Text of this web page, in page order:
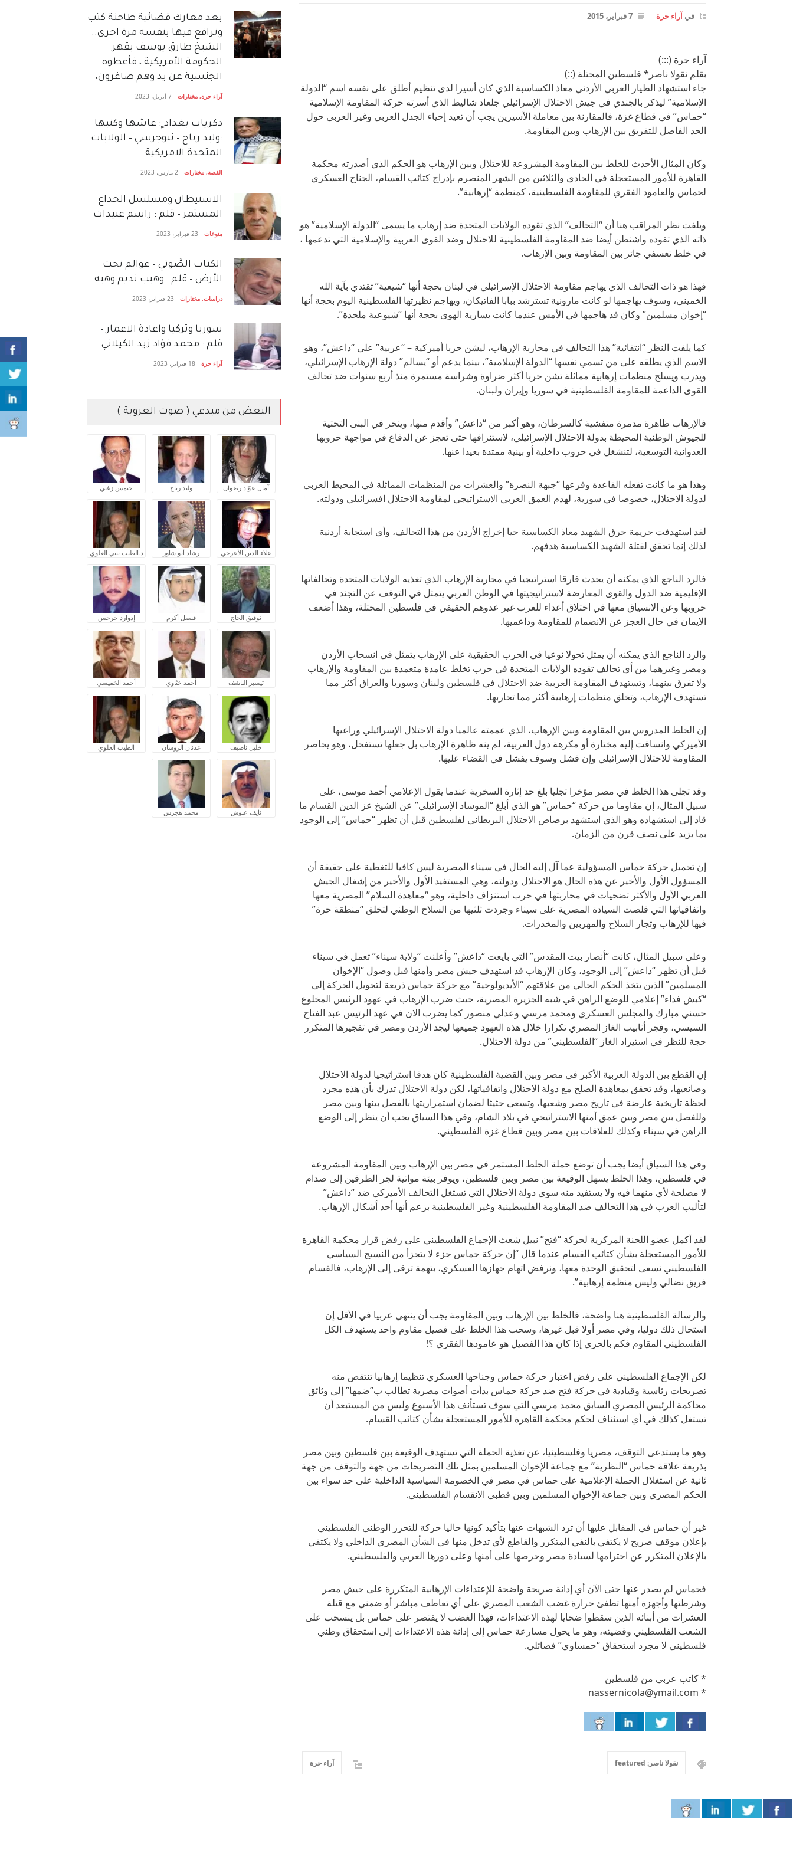
فيآراء حرة 7 فبراير، 2015
آراء حرة (:::)
بقلم نقولا ناصر* فلسطين المحتلة (::)
جاء استشهاد الطيار العربي الأردني معاذ الكساسبة الذي كان أسيرا لدى تنظيم أطلق على نفسه اسم “الدولة
الإسلامية” ليذكر بالجندي في جيش الاحتلال الإسرائيلي جلعاد شاليط الذي أسرته حركة المقاومة الإسلامية
“حماس” في قطاع غزة، فالمقارنة بين معاملة الأسيرين يجب أن تعيد إحياء الجدل العربي وغير العربي حول
الحد الفاصل للتفريق بين الإرهاب وبين المقاومة.
وكان المثال الأحدث للخلط بين المقاومة المشروعة للاحتلال وبين الإرهاب هو الحكم الذي أصدرته محكمة
القاهرة للأمور المستعجلة في الحادي والثلاثين من الشهر المنصرم بإدراج كتائب القسام، الجناح العسكري
لحماس والعامود الفقري للمقاومة الفلسطينية، كمنظمة “إرهابية”.
ويلفت نظر المراقب هنا أن “التحالف” الذي تقوده الولايات المتحدة ضد إرهاب ما يسمى “الدولة الإسلامية” هو
ذاته الذي تقوده واشنطن أيضا ضد المقاومة الفلسطينية للاحتلال وضد القوى العربية والإسلامية التي تدعمها ،
في خلط تعسفي جائر بين المقاومة وبين الإرهاب.
فهذا هو ذات التحالف الذي يهاجم مقاومة الاحتلال الإسرائيلي في لبنان بحجة أنها “شيعية” تقتدي بآية الله
الخميني، وسوف يهاجمها لو كانت مارونية تسترشد ببابا الفاتيكان، ويهاجم نظيرتها الفلسطينية اليوم بحجة أنها
“إخوان مسلمين” وكان قد هاجمها في الأمس عندما كانت يسارية الهوى بحجة أنها “شيوعية ملحدة”.
كما يلفت النظر “انتقائية” هذا التحالف في محاربة الإرهاب، ليشن حربا أميركية – “عربية” على “داعش”، وهو
الاسم الذي يطلقه على من تسمي نفسها “الدولة الإسلامية”، بينما يدعم أو “يسالم” دولة الإرهاب الإسرائيلي،
ويدرب ويسلح منظمات إرهابية مماثلة تشن حربا أكثر ضراوة وشراسة مستمرة منذ أربع سنوات ضد تحالف
القوى الداعمة للمقاومة الفلسطينية في سوريا وإيران ولبنان.
فالإرهاب ظاهرة مدمرة متفشية كالسرطان، وهو أكبر من “داعش” وأقدم منها، وينخر في البنى التحتية
للجيوش الوطنية المحيطة بدولة الاحتلال الإسرائيلي، لاستنزافها حتى تعجز عن الدفاع في مواجهة حروبها
العدوانية التوسعية، لتنشغل في حروب داخلية أو بينية ممتدة بعيدا عنها.
وهذا هو ما كانت تفعله القاعدة وفرعها “جبهة النصرة” والعشرات من المنظمات المماثلة في المحيط العربي
لدولة الاحتلال، خصوصا في سورية، لهدم العمق العربي الاستراتيجي لمقاومة الاحتلال افسرائيلي ودولته.
لقد استهدفت جريمة حرق الشهيد معاذ الكساسبة حيا إخراج الأردن من هذا التحالف، وأي استجابة أردنية
لذلك إنما تحقق لقتلة الشهيد الكساسبة هدفهم.
فالرد الناجع الذي يمكنه أن يحدث فارقا استراتيجيا في محاربة الإرهاب الذي تغذيه الولايات المتحدة وتحالفاتها
الإقليمية ضد الدول والقوى المعارضة لاستراتيجيتها في الوطن العربي يتمثل في التوقف عن التجند في
حروبها وعن الانسياق معها في اختلاق أعداء للعرب غير عدوهم الحقيقي في فلسطين المحتلة، وهذا أضعف
الايمان في حال العجز عن الانضمام للمقاومة وداعميها.
والرد الناجع الذي يمكنه أن يمثل تحولا نوعيا في الحرب الحقيقية على الإرهاب يتمثل في انسحاب الأردن
ومصر وغيرهما من أي تحالف تقوده الولايات المتحدة في حرب تخلط عامدة متعمدة بين المقاومة والإرهاب
ولا تفرق بينهما، وتستهدف المقاومة العربية ضد الاحتلال في فلسطين ولبنان وسوريا والعراق أكثر مما
تستهدف الإرهاب، وتخلق منظمات إرهابية أكثر مما تحاربها.
إن الخلط المدروس بين المقاومة وبين الإرهاب، الذي عممته عالميا دولة الاحتلال الإسرائيلي وراعيها
الأميركي وانساقت إليه مختارة أو مكرهة دول العربية، لم ينه ظاهرة الإرهاب بل جعلها تستفحل، وهو يحاصر
المقاومة للاحتلال الإسرائيلي وإن فشل وسوف يفشل في القضاء عليها.
وقد تجلى هذا الخلط في مصر مؤخرا تجليا بلغ حد إثارة السخرية عندما يقول الإعلامي أحمد موسى، على
سبيل المثال، إن مقاوما من حركة “حماس” هو الذي أبلغ “الموساد الإسرائيلي” عن الشيخ عز الدين القسام ما
قاد إلى استشهاده وهو الذي استشهد برصاص الاحتلال البريطاني لفلسطين قبل أن تظهر “حماس” إلى الوجود
بما يزيد على نصف قرن من الزمان.
إن تحميل حركة حماس المسؤولية عما آل إليه الحال في سيناء المصرية ليس كافيا للتغطية على حقيقة أن
المسؤول الأول والأخير عن هذه الحال هو الاحتلال ودولته، وهي المستفيد الأول والأخير من إشغال الجيش
العربي الأول والأكثر تضحيات في محاربتها في حرب استنزاف داخلية، وهو “معاهدة السلام” المصرية معها
واتفاقياتها التي قلصت السيادة المصرية على سيناء وجردت ثلثيها من السلاح الوطني لتخلق “منطقة حرة”
فيها للإرهاب وتجار السلاح والمهربين والمخدرات.
وعلى سبيل المثال، كانت “أنصار بيت المقدس” التي بايعت “داعش” وأعلنت “ولاية سيناء” تعمل في سيناء
قبل أن تظهر “داعش” إلى الوجود، وكان الإرهاب قد استهدف جيش مصر وأمنها قبل وصول “الإخوان
المسلمين” الذين يتخذ الحكم الحالي من علاقتهم “الأيديولوجية” مع حركة حماس ذريعة لتحويل الحركة إلى
“كبش فداء” إعلامي للوضع الراهن في شبه الجزيرة المصرية، حيث ضرب الإرهاب في عهود الرئيس المخلوع
حسني مبارك والمجلس العسكري ومحمد مرسي وعدلي منصور كما يضرب الان في عهد الرئيس عبد الفتاح
السيسي، وفجر أنابيب الغاز المصري تكرارا خلال هذه العهود جميعها ليجد الأردن ومصر في تفجيرها المتكرر
حجة للنظر في استيراد الغاز “الفلسطيني” من دولة الاحتلال.
إن القطع بين الدولة العربية الأكبر في مصر وبين القضية الفلسطينية كان هدفا استراتيجيا لدولة الاحتلال
وصانعيها، وقد تحقق بمعاهدة الصلح مع دولة الاحتلال واتفاقياتها، لكن دولة الاحتلال تدرك بأن هذه مجرد
لحظة تاريخية عارضة في تاريخ مصر وشعبها، وتسعى حثيثا لضمان استمراريتها بالفصل بينها وبين مصر
وللفصل بين مصر وبين عمق أمنها الاستراتيجي في بلاد الشام، وفي هذا السياق يجب أن ينظر إلى الوضع
الراهن في سيناء وكذلك للعلاقات بين مصر وبين قطاع غزة الفلسطيني.
وفي هذا السياق أيضا يجب أن توضع حملة الخلط المستمر في مصر بين الإرهاب وبين المقاومة المشروعة
في فلسطين، وهذا الخلط يسهل الوقيعة بين مصر وبين فلسطين، ويوفر بيئة مواتية لجر الطرفين إلى صدام
لا مصلحة لأي منهما فيه ولا يستفيد منه سوى دولة الاحتلال التي تستغل التحالف الأميركي ضد “داعش”
لتأليب العرب في هذا التحالف ضد المقاومة الفلسطينية وغير الفلسطينية بزعم أنها أحد أشكال الإرهاب.
لقد أكمل عضو اللجنة المركزية لحركة “فتح” نبيل شعث الإجماع الفلسطيني على رفض قرار محكمة القاهرة
للأمور المستعجلة بشأن كتائب القسام عندما قال “إن حركة حماس جزء لا يتجزأ من النسيج السياسي
الفلسطيني نسعى لتحقيق الوحدة معها، ونرفض اتهام جهازها العسكري، بتهمة ترقى إلى الإرهاب، فالقسام
فريق نضالي وليس منظمة إرهابية”.
والرسالة الفلسطينية هنا واضحة، فالخلط بين الإرهاب وبين المقاومة يجب أن ينتهي عربيا في الأقل إن
استحال ذلك دوليا، وفي مصر أولا قبل غيرها، وسحب هذا الخلط على فصيل مقاوم واحد يستهدف الكل
الفلسطيني المقاوم فكم بالحري إذا كان هذا الفصيل هو عامودها الفقري ؟!
لكن الإجماع الفلسطيني على رفض اعتبار حركة حماس وجناحها العسكري تنظيما إرهابيا تنتقص منه
تصريحات رئاسية وقيادية في حركة فتح ضد حركة حماس بدأت أصوات مصرية تطالب ب”ضمها” إلى وثائق
محاكمة الرئيس المصري السابق محمد مرسي التي سوف تستأنف هذا الأسبوع وليس من المستبعد أن
تستغل كذلك في أي استئناف لحكم محكمة القاهرة للأمور المستعجلة بشأن كتائب القسام.
وهو ما يستدعى التوقف، مصريا وفلسطينيا، عن تغذية الحملة التي تستهدف الوقيعة بين فلسطين وبين مصر
بذريعة علاقة حماس “النظرية” مع جماعة الإخوان المسلمين بمثل تلك التصريحات من جهة والتوقف من جهة
ثانية عن استغلال الحملة الإعلامية على حماس في مصر في الخصومة السياسية الداخلية على حد سواء بين
الحكم المصري وبين جماعة الإخوان المسلمين وبين قطبي الانقسام الفلسطيني.
غير أن حماس في المقابل عليها أن ترد الشبهات عنها بتأكيد كونها حاليا حركة للتحرر الوطني الفلسطيني
بإعلان موقف صريح لا يكتفي بالنفي المتكرر والقاطع لأي تدخل منها في الشأن المصري الداخلي ولا يكتفي
بالإعلان المتكرر عن احترامها لسيادة مصر وحرصها على أمنها وعلى دورها العربي والفلسطيني.
فحماس لم يصدر عنها حتى الآن أي إدانة صريحة واضحة للإعتداءات الإرهابية المتكررة على جيش مصر
وشرطتها وأجهزة أمنها تطفئ حرارة غضب الشعب المصري على أي تعاطف مباشر أو ضمني مع قتلة
العشرات من أبنائه الذين سقطوا ضحايا لهذه الاعتداءات، فهذا الغضب لا يقتصر على حماس بل ينسحب على
الشعب الفلسطيني وقضيته، وهو ما يحول مسارعة حماس إلى إدانة هذه الاعتداءات إلى استحقاق وطني
فلسطيني لا مجرد استحقاق “حمساوي” فصائلي.
* كاتب عربي من فلسطين
* nassernicola@ymail.com
نقولا ناصر: featured آراء حرة
بعد معارك قضائية طاحنة كتب
وترافع فيها بنفسه مرة اخرى..
الشيخ طارق يوسف يقهر
الحكومة الأمريكية ، فأعطوه
الجنسية عن يد وهم صاغرون،
آراء حرة, مختارات 7 أبريل، 2023
دكريات بغداد ٍ: عاشها وكتبها
:وليد رباح – نيوجرسي – الولايات
المتحدة الامريكية
القصة, مختارات 2 مارس، 2023
الاستيطان ومسلسل الخداع
المستمر – قلم : راسم عبيدات
منوعات 23 فبراير، 2023
الكتاب الصَّوتي – عوالم تحت
الأرض – قلم : وهيب نديم وهبه
دراسات, مختارات 23 فبراير، 2023
سوريا وتركيا واعادة الاعمار –
قلم : محمد فؤاد زيد الكيلاني
آراء حرة 18 فبراير، 2023
البعض من مبدعي ( صوت العروبة )
آمال عوّاد رضوان وليد رباح جيمس زغبي
علاء الدين الأعرجي رشاد أبو شاور د.الطيب بيتي العلوي
توفيق الحاج فيصل أكرم إدوارد جرجس
تيسير الناشف أحمد ختّاوي أحمد الخميسي
خليل ناصيف عدنان الروسان الطيب العلوي
نايف عبوش محمد هجرس